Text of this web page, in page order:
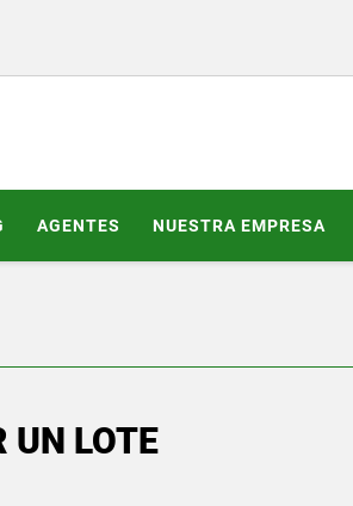
AGENTES NUESTRA EMPRESA
UN LOTE